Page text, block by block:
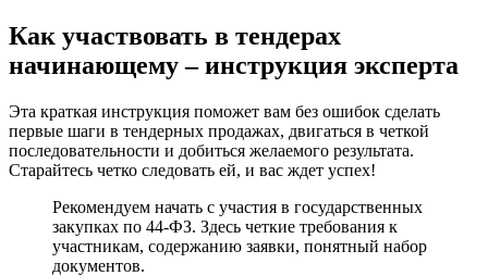
Как участвовать в тендерах
начинающему – инструкция эксперта
Эта краткая инструкция поможет вам без ошибок сделать
первые шаги в тендерных продажах, двигаться в четкой
последовательности и добиться желаемого результата.
Старайтесь четко следовать ей, и вас ждет успех!
Рекомендуем начать с участия в государственных
закупках по 44-ФЗ. Здесь четкие требования к
участникам, содержанию заявки, понятный набор
документов.